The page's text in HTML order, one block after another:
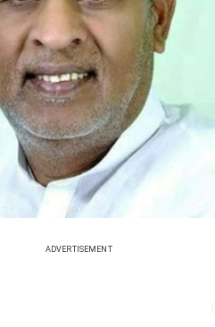
ADVERTISEMENT